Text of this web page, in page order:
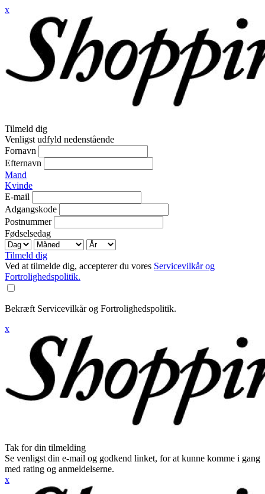
x
Tilmeld dig
Venligst udfyld nedenstående
Fornavn
Efternavn
Mand
Kvinde
E-mail
Adgangskode
Postnummer
Fødselsedag
Tilmeld dig
Ved at tilmelde dig, accepterer du vores Servicevilkår og
Fortrolighedspolitik.
Bekræft Servicevilkår og Fortrolighedspolitik.
x
Tak for din tilmelding
Se venligst din e-mail og godkend linket, for at kunne komme i gang
med rating og anmeldelserne.
x